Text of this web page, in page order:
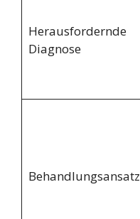
Herausfordernde
Diagnose
Behandlungsansatz